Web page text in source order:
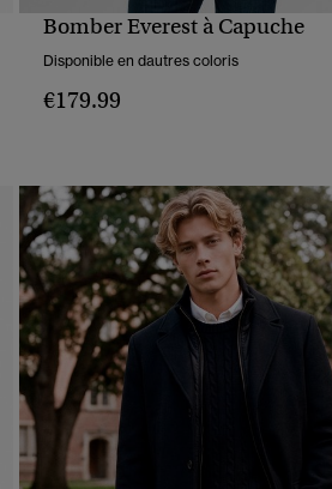
APERÇU RAPIDE
Bomber Everest à Capuche
Disponible en dautres coloris
€179.99